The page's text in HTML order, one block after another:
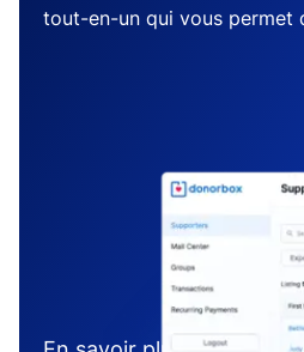
tout-en-un qui vous permet